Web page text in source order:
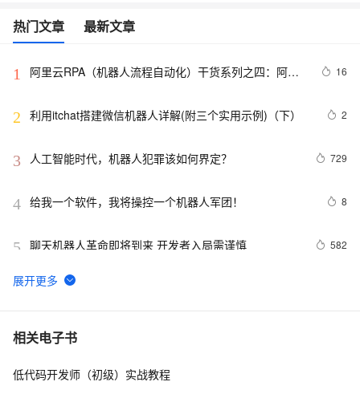
热门文章 最新文章
1
阿里云RPA（机器人流程自动化）干货系列之四：阿里
16
2 利用itchat搭建微信机器人详解(附三个实用示例)（下） 2
3 人工智能时代，机器人犯罪该如何界定？ 729
4 给我一个软件，我将操控一个机器人军团！ 8
5 聊天机器人革命即将到来 开发者入局需谨慎 582
6
QQ机器人xml卡片代码，xml卡片消息生成器， qq卡片
7 使用 Node.js、Socket.IO 和 GPT-4 构建 AI 聊天机器人
8 开箱即用的对话机器人解决方案，涵盖问答型对话、任务
相关电子书
低代码开发师（初级）实战教程